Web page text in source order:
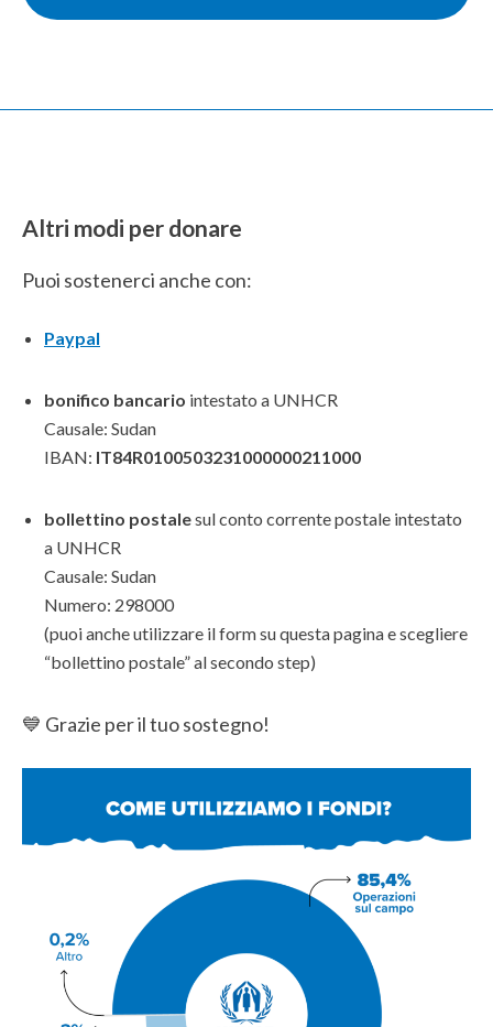
Altri modi per donare
Puoi sostenerci anche con:
Paypal
bonifico bancario intestato a UNHCR
Causale: Sudan
IBAN: IT84R0100503231000000211000
bollettino postalesul conto corrente postale intestato
a UNHCR
Causale: Sudan
Numero: 298000
(puoi anche utilizzare il form su questa pagina e scegliere
“bollettino postale” al secondo step)
💙 Grazie per il tuo sostegno!